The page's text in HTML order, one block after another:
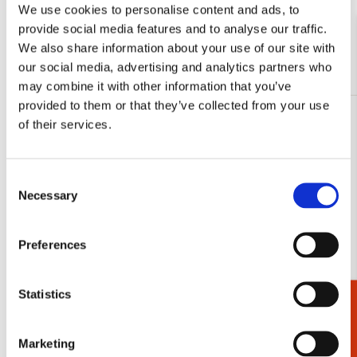
We use cookies to personalise content and ads, to
provide social media features and to analyse our traffic.
We also share information about your use of our site with
our social media, advertising and analytics partners who
may combine it with other information that you’ve
provided to them or that they’ve collected from your use
of their services.
Selection
Necessary
Preferences
Statistics
Marketing
Bekijk alles van Agenda’s en kalenders
Meer van Weekagenda's
Cadeaukiezer